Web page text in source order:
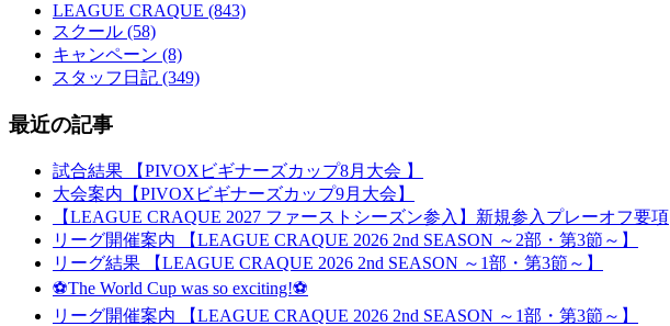
LEAGUE CRAQUE (843)
スクール (58)
キャンペーン (8)
スタッフ日記 (349)
最近の記事
試合結果 【PIVOXビギナーズカップ8月大会 】
大会案内【PIVOXビギナーズカップ9月大会】
【LEAGUE CRAQUE 2027 ファーストシーズン参入】新規参入プレーオフ要項
リーグ開催案内 【LEAGUE CRAQUE 2026 2nd SEASON ～2部・第3節～】
リーグ結果 【LEAGUE CRAQUE 2026 2nd SEASON ～1部・第3節～】
⚽The World Cup was so exciting!⚽
リーグ開催案内 【LEAGUE CRAQUE 2026 2nd SEASON ～1部・第3節～】